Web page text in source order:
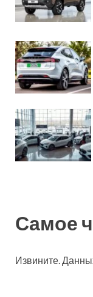
Самое
Извините.